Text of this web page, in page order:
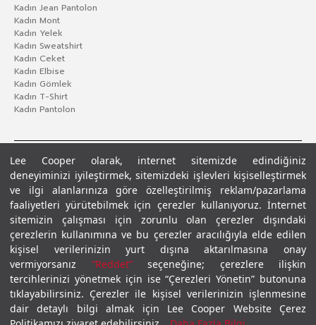
Lee Cooper olarak, internet sitemizde edindiğiniz
deneyiminizi iyileştirmek, sitemizdeki işlevleri kişiselleştirmek
ve ilgi alanlarınıza göre özelleştirilmiş reklam/pazarlama
faaliyetleri yürütebilmek için çerezler kullanıyoruz. İnternet
sitemizin çalışması için zorunlu olan çerezler dışındaki
çerezlerin kullanımına ve bu çerezler aracılığıyla elde edilen
kişisel verilerinizin yurt dışına aktarılmasına onay
vermiyorsanız “Reddet”seçeneğine; çerezlere ilişkin
tercihlerinizi yönetmek için ise “Çerezleri Yönetin” butonuna
tıklayabilirsiniz. Çerezler ile kişisel verilerinizin işlenmesine
dair detaylı bilgi almak için Lee Cooper Website Çerez
Kadın Jean Pantolon
Kadın Mont
Kadın Yelek
Kadın Sweatshirt
Kadın Ceket
Kadın Elbise
Kadın Gömlek
Kadın T-Shirt
Kadın Pantolon
Gizlilik PolitikasıÇerez Politikası KVKK Aydınlatma MetniŞartlar ve Koşullar
© 2026 Leecooper - Tüm Hakları Saklıdır.